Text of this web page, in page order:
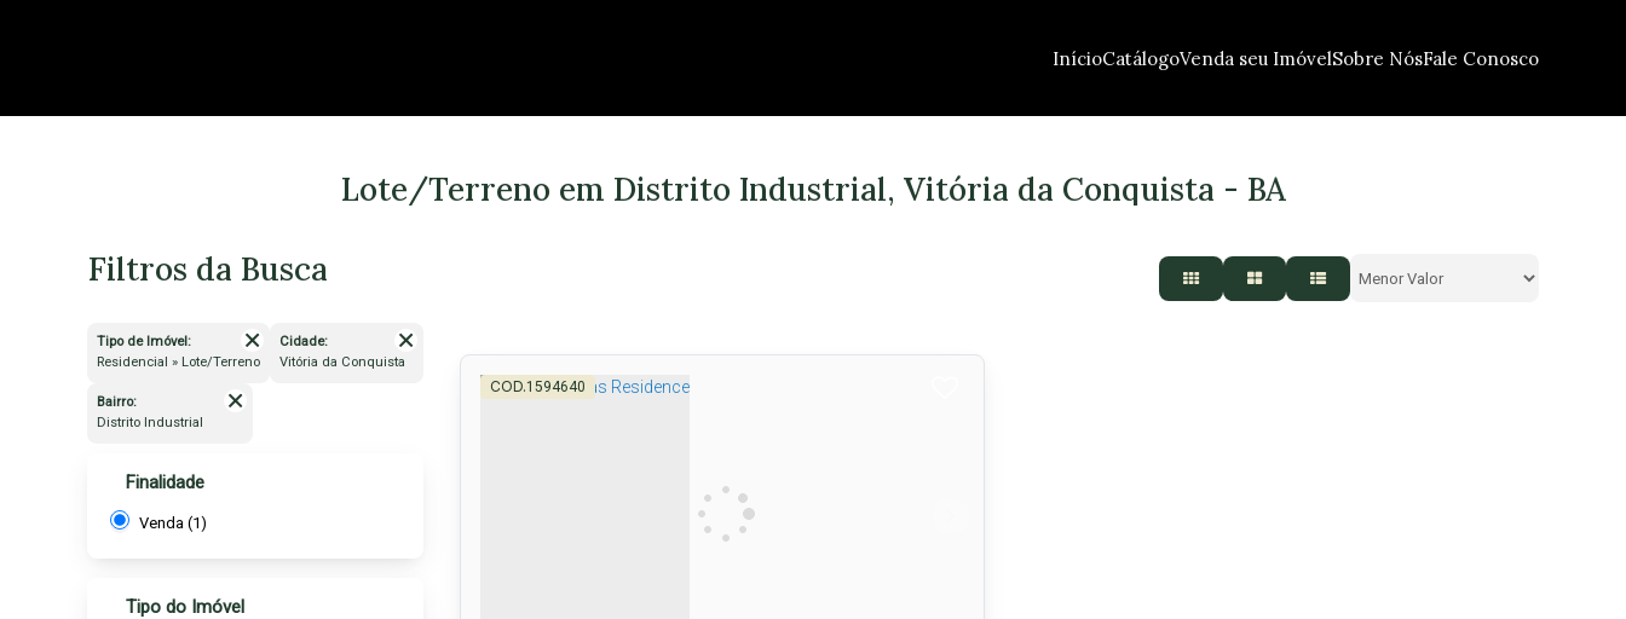
Fale Conosco
Sobre Nós
Venda seu Imóvel
Catálogo
Início
Lote/Terreno em Distrito Industrial, Vitória da Conquista - BA
Filtros da Busca
Tipo de Imóvel:
Residencial » Lote/Terreno
Cidade:
Vitória da Conquista
Bairro:
Distrito Industrial
Finalidade
Venda (1)
Tipo do Imóvel
1594640